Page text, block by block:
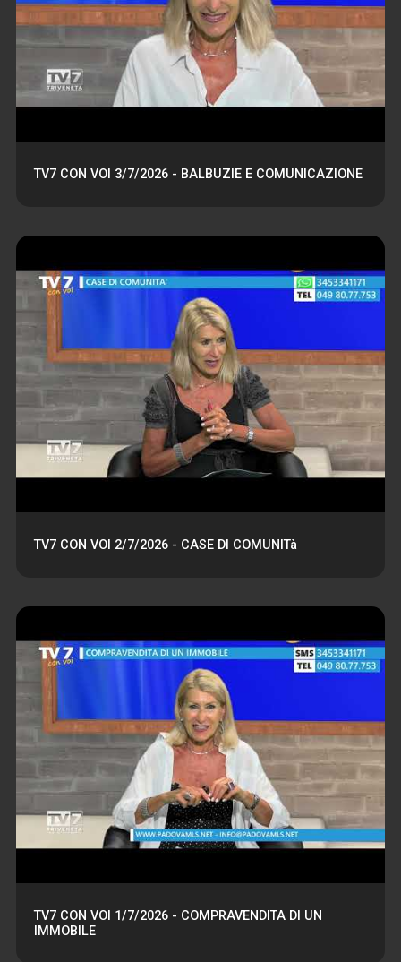
TV7 CON VOI 3/7/2026 - BALBUZIE E COMUNICAZIONE
TV7 CON VOI 2/7/2026 - CASE DI COMUNITà
TV7 CON VOI 1/7/2026 - COMPRAVENDITA DI UN
IMMOBILE